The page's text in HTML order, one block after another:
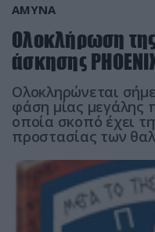
ΑΜΥΝΑ
Ολοκλήρωση
άσκησης
Ολοκληρώνεται
φάση μίας μεγάλης
οποία σκοπό έχει
προστασίας των